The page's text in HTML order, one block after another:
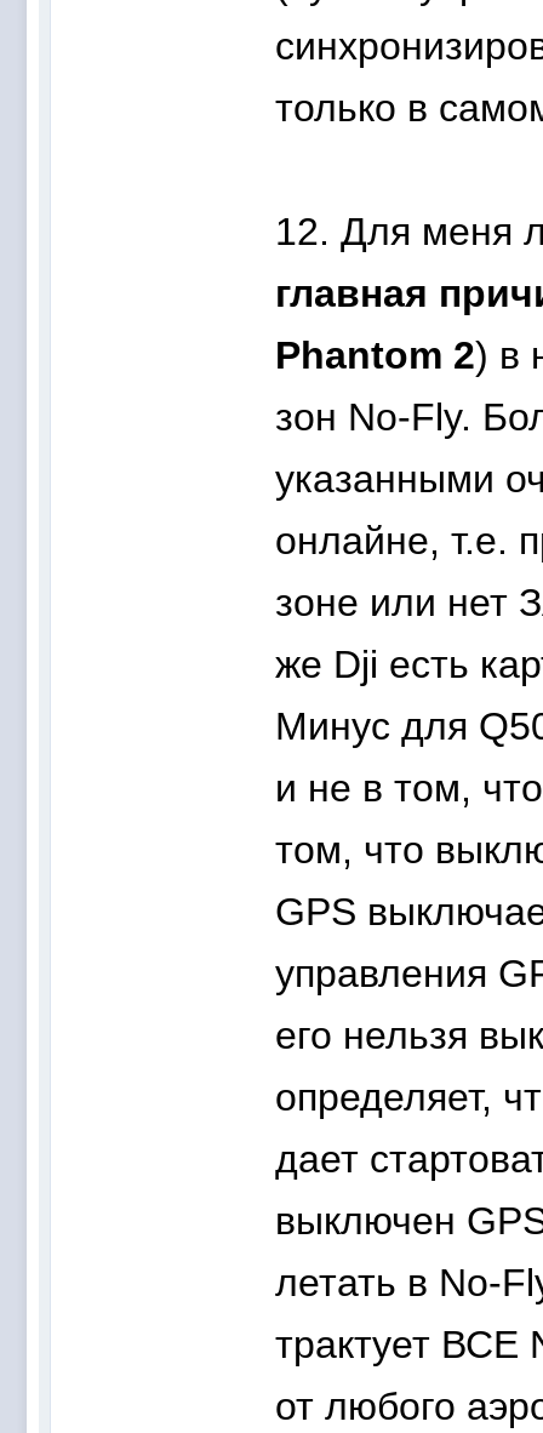
только в
12. Для меня
главная
Phantom 2) в
зон No-Fly.
указанными
онлайне, т.е.
зоне или нет
же Dji есть
Минус для
и не в том,
том, что
GPS
управления
его нельзя
определяет,
дает
выключен
летать в No-
трактует ВСЕ
от любого